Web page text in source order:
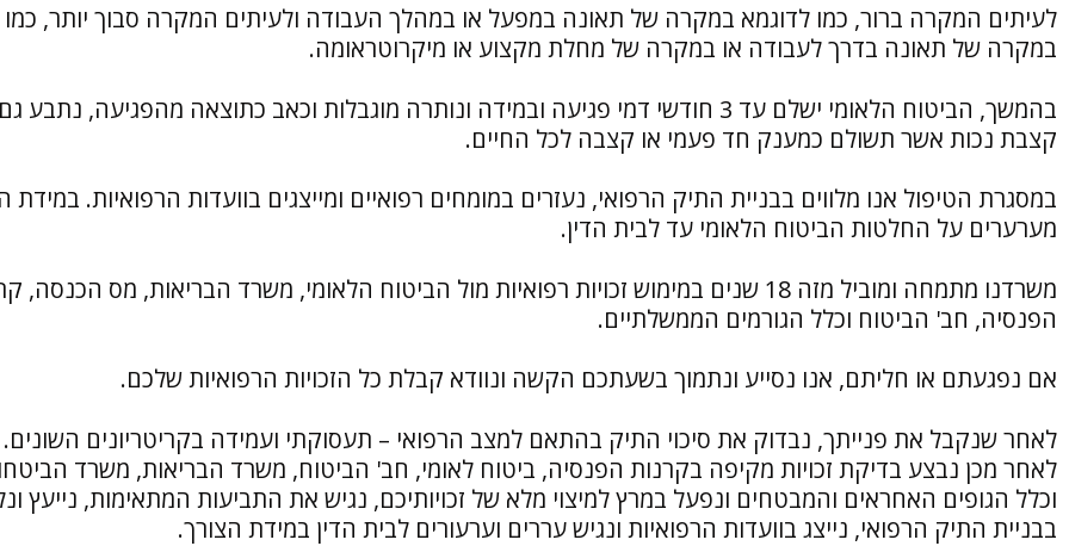
לעיתים המקרה ברור, כמו לדוגמא במקרה של תאונה במפעל או במהלך העבודה ולעיתים המקרה סבוך יותר, כמו
במקרה של תאונה בדרך לעבודה או במקרה של מחלת מקצוע או מיקרוטראומה.
בהמשך, הביטוח הלאומי ישלם עד 3 חודשי דמי פגיעה ובמידה ונותרה מוגבלות וכאב כתוצאה מהפגיעה, נתבע
קצבת נכות אשר תשולם כמענק חד פעמי או קצבה לכל החיים.
במסגרת הטיפול אנו מלווים בבניית התיק הרפואי, נעזרים במומחים רפואיים ומייצגים בוועדות הרפואיות. במידת
מערערים על החלטות הביטוח הלאומי עד לבית הדין.
משרדנו מתמחה ומוביל מזה 18 שנים במימוש זכויות רפואיות מול הביטוח הלאומי, משרד הבריאות, מס הכנסה,
הפנסיה, חב' הביטוח וכלל הגורמים הממשלתיים.
אם נפגעתם או חליתם, אנו נסייע ונתמוך בשעתכם הקשה ונוודא קבלת כל הזכויות הרפואיות שלכם.
לאחר שנקבל את פנייתך, נבדוק את סיכוי התיק בהתאם למצב הרפואי – תעסוקתי ועמידה בקריטריונים השונים.
לאחר מכן נבצע בדיקת זכויות מקיפה בקרנות הפנסיה, ביטוח לאומי, חב' הביטוח, משרד הבריאות, משרד
וכלל הגופים האחראים והמבטחים ונפעל במרץ למיצוי מלא של זכויותיכם, נגיש את התביעות המתאימות, נייעץ
בבניית התיק הרפואי, נייצג בוועדות הרפואיות ונגיש עררים וערעורים לבית הדין במידת הצורך.